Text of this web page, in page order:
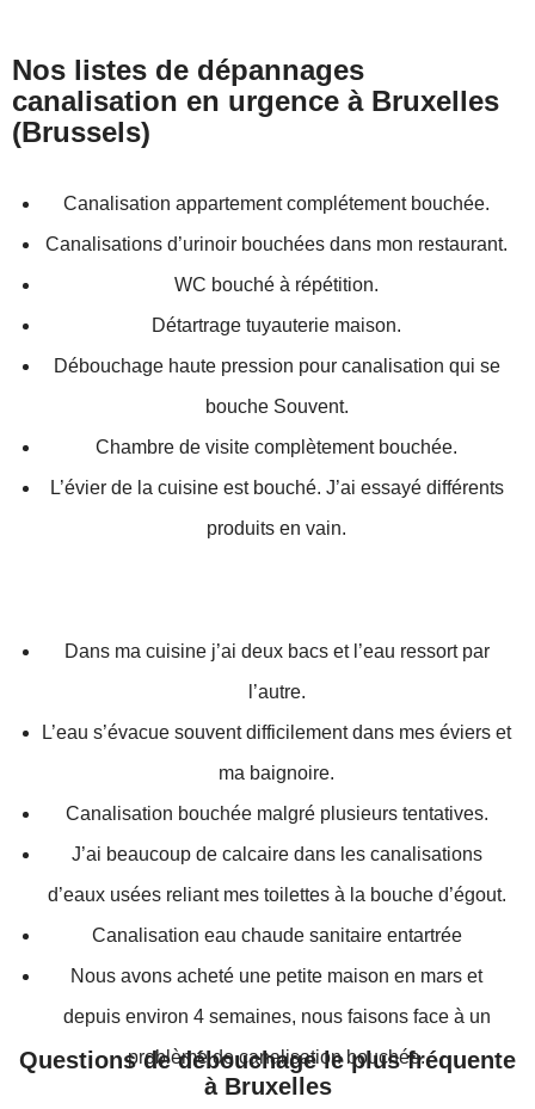
Nos listes de dépannages
canalisation en urgence à Bruxelles
(Brussels)
Canalisation appartement complétement bouchée.
Canalisations d’urinoir bouchées dans mon restaurant.
WC bouché à répétition.
Détartrage tuyauterie maison.
Débouchage haute pression pour canalisation qui se
bouche Souvent.
Chambre de visite complètement bouchée.
L’évier de la cuisine est bouché. J’ai essayé différents
produits en vain.
Dans ma cuisine j’ai deux bacs et l’eau ressort par
l’autre.
L’eau s’évacue souvent difficilement dans mes éviers et
ma baignoire.
Canalisation bouchée malgré plusieurs tentatives.
J’ai beaucoup de calcaire dans les canalisations
d’eaux usées reliant mes toilettes à la bouche d’égout.
Canalisation eau chaude sanitaire entartrée
Nous avons acheté une petite maison en mars et
depuis environ 4 semaines, nous faisons face à un
problème de canalisation bouchée.
Questions de débouchage le plus fréquente
à Bruxelles